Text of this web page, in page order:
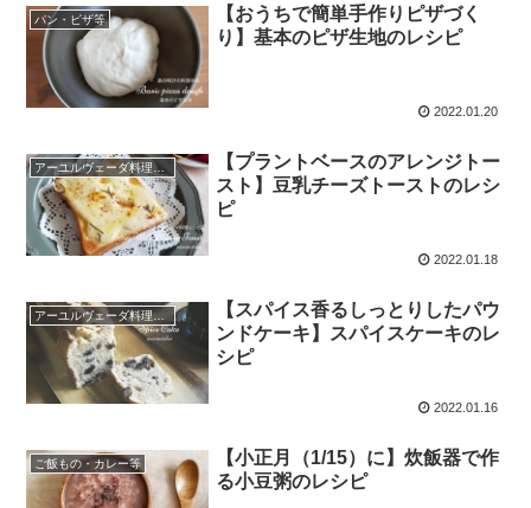
パン・ピザ等
【おうちで簡単手作りピザづく
り】基本のピザ生地のレシピ
2022.01.20
アーユルヴェーダ料理レシピ
【プラントベースのアレンジトー
スト】豆乳チーズトーストのレシ
ピ
2022.01.18
アーユルヴェーダ料理レシピ
【スパイス香るしっとりしたパウ
ンドケーキ】スパイスケーキのレ
シピ
2022.01.16
ご飯もの・カレー等
【小正月（1/15）に】炊飯器で作
る小豆粥のレシピ